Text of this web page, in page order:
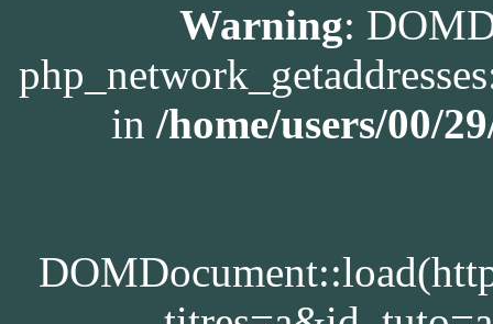
Warning:
in /home/users/00/